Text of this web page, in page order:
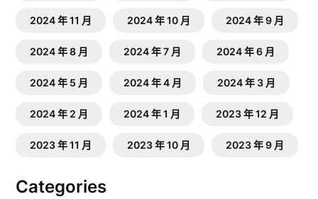
2024 年 11 月 2024 年 10 月 2024 年 9 月
2024 年 8 月 2024 年 7 月 2024 年 6 月
2024 年 5 月 2024 年 4 月 2024 年 3 月
2024 年 2 月 2024 年 1 月 2023 年 12 月
2023 年 11 月 2023 年 10 月 2023 年 9 月
Categories